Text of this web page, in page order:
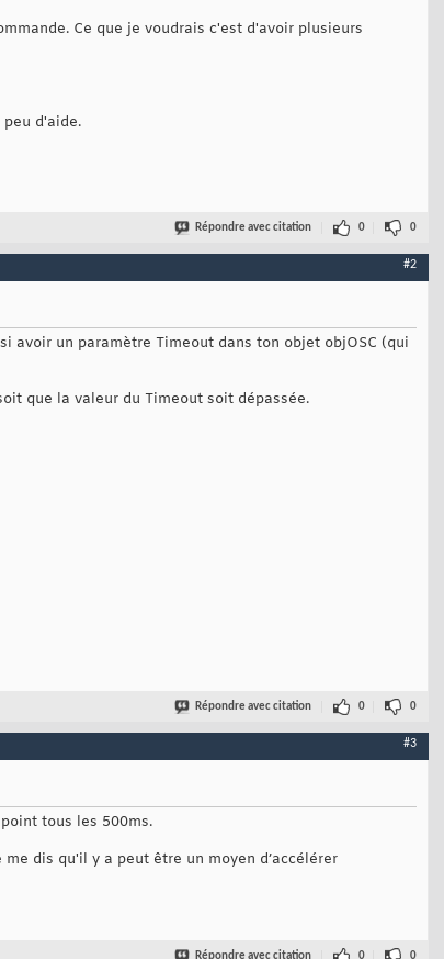
Ce que je voudrais c'est d'avoir plusieurs
peu d'aide.
Répondre avec citation 0 0
#2
avoir un paramètre Timeout dans ton objet objOSC (qui
que la valeur du Timeout soit dépassée.
Répondre avec citation 0 0
#3
tous les 500ms.
dis qu'il y a peut être un moyen d’accélérer